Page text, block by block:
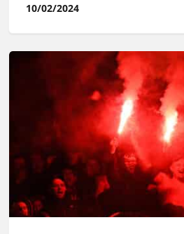
10/02/2024